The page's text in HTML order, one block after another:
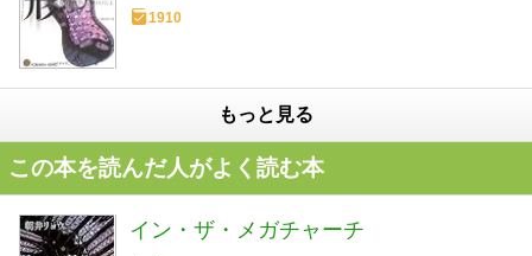
1910
もっと見る
この本を読んだ人がよく読む本
イン・ザ・メガチャーチ